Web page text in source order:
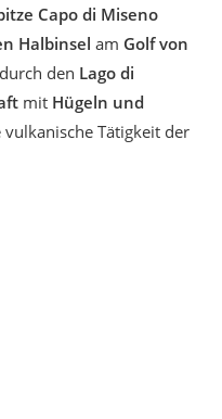
Capo di Miseno
Halbinsel am Golf von
durch den Lago di
mit Hügeln und
Tätigkeit der